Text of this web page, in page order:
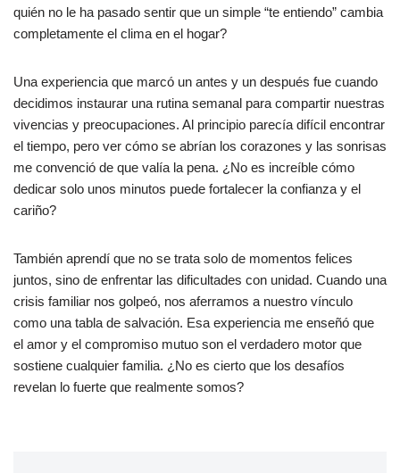
quién no le ha pasado sentir que un simple “te entiendo” cambia
completamente el clima en el hogar?
Una experiencia que marcó un antes y un después fue cuando
decidimos instaurar una rutina semanal para compartir nuestras
vivencias y preocupaciones. Al principio parecía difícil encontrar
el tiempo, pero ver cómo se abrían los corazones y las sonrisas
me convenció de que valía la pena. ¿No es increíble cómo
dedicar solo unos minutos puede fortalecer la confianza y el
cariño?
También aprendí que no se trata solo de momentos felices
juntos, sino de enfrentar las dificultades con unidad. Cuando una
crisis familiar nos golpeó, nos aferramos a nuestro vínculo
como una tabla de salvación. Esa experiencia me enseñó que
el amor y el compromiso mutuo son el verdadero motor que
sostiene cualquier familia. ¿No es cierto que los desafíos
revelan lo fuerte que realmente somos?